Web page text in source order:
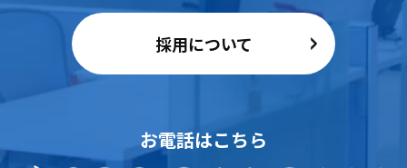
採用について
お電話はこちら